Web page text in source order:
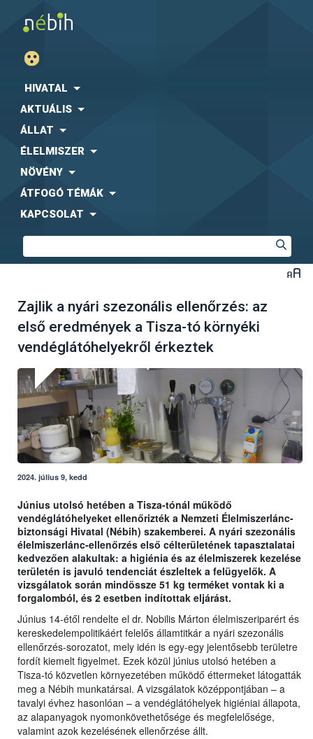
HIVATAL
AKTUÁLIS
ÁLLAT
ÉLELMISZER
NÖVÉNY
ÁTFOGÓ TÉMÁK
KAPCSOLAT
Zajlik a nyári szezonális ellenőrzés: az
első eredmények a Tisza-tó környéki
vendéglátóhelyekről érkeztek
2024. július 9, kedd
Június utolsó hetében a Tisza-tónál működő
vendéglátóhelyeket ellenőrizték a Nemzeti Élelmiszerlánc-
biztonsági Hivatal (Nébih) szakemberei. A nyári szezonális
élelmiszerlánc-ellenőrzés első célterületének tapasztalatai
kedvezően alakultak: a higiénia és az élelmiszerek kezelése
területén is javuló tendenciát észleltek a felügyelők. A
vizsgálatok során mindössze 51 kg terméket vontak ki a
forgalomból, és 2 esetben indítottak eljárást.
Június 14-étől rendelte el dr. Nobilis Márton élelmiszeriparért és
kereskedelempolitikáért felelős államtitkár a nyári szezonális
ellenőrzés-sorozatot, mely idén is egy-egy jelentősebb területre
fordít kiemelt figyelmet. Ezek közül június utolsó hetében a
Tisza-tó közvetlen környezetében működő éttermeket látogatták
meg a Nébih munkatársai. A vizsgálatok középpontjában – a
tavalyi évhez hasonlóan – a vendéglátóhelyek higiéniai állapota,
az alapanyagok nyomonkövethetősége és megfelelősége,
valamint azok kezelésének ellenőrzése állt.